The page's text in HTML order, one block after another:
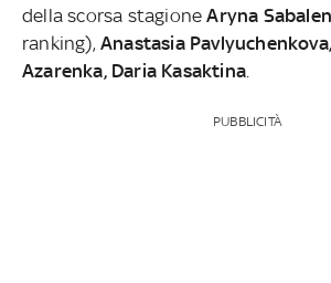
della scorsa stagioneAryna
ranking), Anastasia
Azarenka, Daria Kasaktina
PUBBLICITÀ